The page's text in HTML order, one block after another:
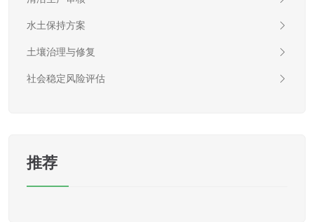
水土保持方案
土壤治理与修复
社会稳定风险评估
推荐